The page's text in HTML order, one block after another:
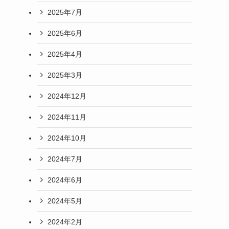
2025年7月
2025年6月
2025年4月
2025年3月
2024年12月
2024年11月
2024年10月
2024年7月
2024年6月
2024年5月
2024年2月